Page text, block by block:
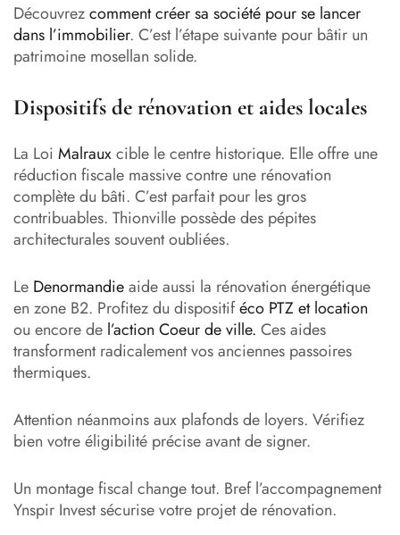
Découvrezcomment créer sa société pour se lancer
dans l’immobilier. C’est l’étape suivante pour bâtir un
patrimoine mosellan solide.
Dispositifs de rénovation et aides locales
La Loi Malrauxcible le centre historique. Elle offre une
réduction fiscale massive contre une rénovation
complète du bâti. C’est parfait pour les gros
contribuables. Thionville possède des pépites
architecturales souvent oubliées.
Le Denormandieaide aussi la rénovation énergétique
en zone B2. Profitez du dispositiféco PTZ et location
ou encore de l’action Coeur de ville. Ces aides
transforment radicalement vos anciennes passoires
thermiques.
Attention néanmoins aux plafonds de loyers. Vérifiez
bien votre éligibilité précise avant de signer.
Un montage fiscal change tout. Bref l’accompagnement
Ynspir Invest sécurise votre projet de rénovation.